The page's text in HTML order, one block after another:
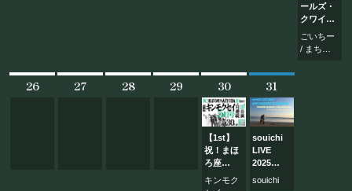
ールズ・
クワイア
presents
「まちだ
ごいちー
/ まちだ
26 27 28 29 30
【1st】
祝！まほ
ろ座
MACHIDA
10周年！
キンモク
31
souichi
LIVE
2025
LOVE
souichi